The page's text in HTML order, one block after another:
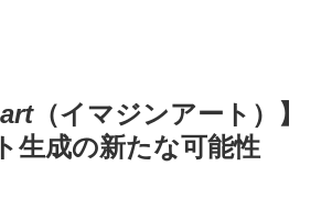
（イマジンアート）】
生成の新たな可能性